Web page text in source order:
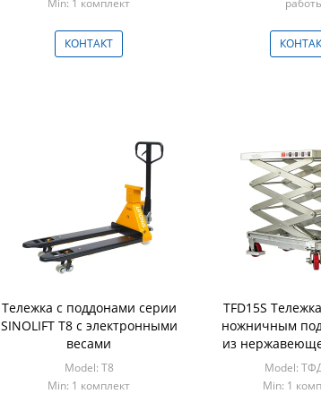
Min: 1 комплект
КОНТАКТ
Тележка с поддонами серии
SINOLIFT T8 с электронными
весами
Model: T8
Min: 1 комплект
TFD15S
ножничным
из
сверхмощный
тройной
Model:
Min: 1